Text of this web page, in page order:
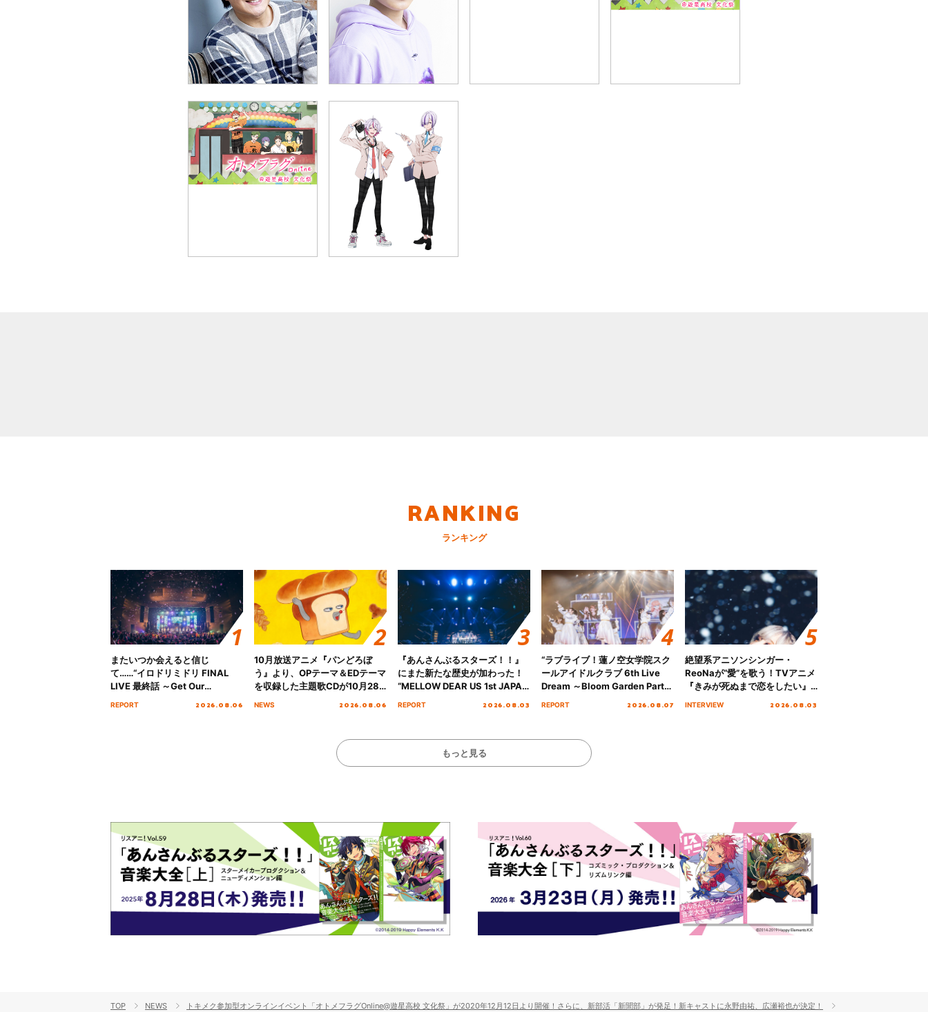
RANKING
ランキング
またいつか会えると信じ
て……“イロドリミドリ FINAL
LIVE 最終話 ～Get Our
MIRAI!!!!!!!!!!!!!!～”10年の活動
REPORT 2026.08.06
10月放送アニメ『パンどろぼ
う』より、OPテーマ＆EDテーマ
を収録した主題歌CDが10月28
日にリリース決定！
NEWS 2026.08.06
『あんさんぶるスターズ！！』
にまた新たな歴史が加わった！
“MELLOW DEAR US 1st JAPAN
Tour Final「NICE to meet YOU
REPORT 2026.08.03
“ラブライブ！蓮ノ空女学院スク
ールアイドルクラブ 6th Live
Dream ～Bloom Garden Party
～ ＜Bloom Garden Party
REPORT 2026.08.07
絶望系アニソンシンガー・
ReoNaが“愛”を歌う！TVアニメ
『きみが死ぬまで恋をしたい』
オープニング主題歌「Amore」
INTERVIEW 2026.08.03
もっと見る
TOP NEWS トキメク参加型オンラインイベント「オトメフラグOnline@遊星高校 文化祭」が2020年12月12日より開催！さらに、新部活「新聞部」が発足！新キャストに永野由祐、広瀬裕也が決定！